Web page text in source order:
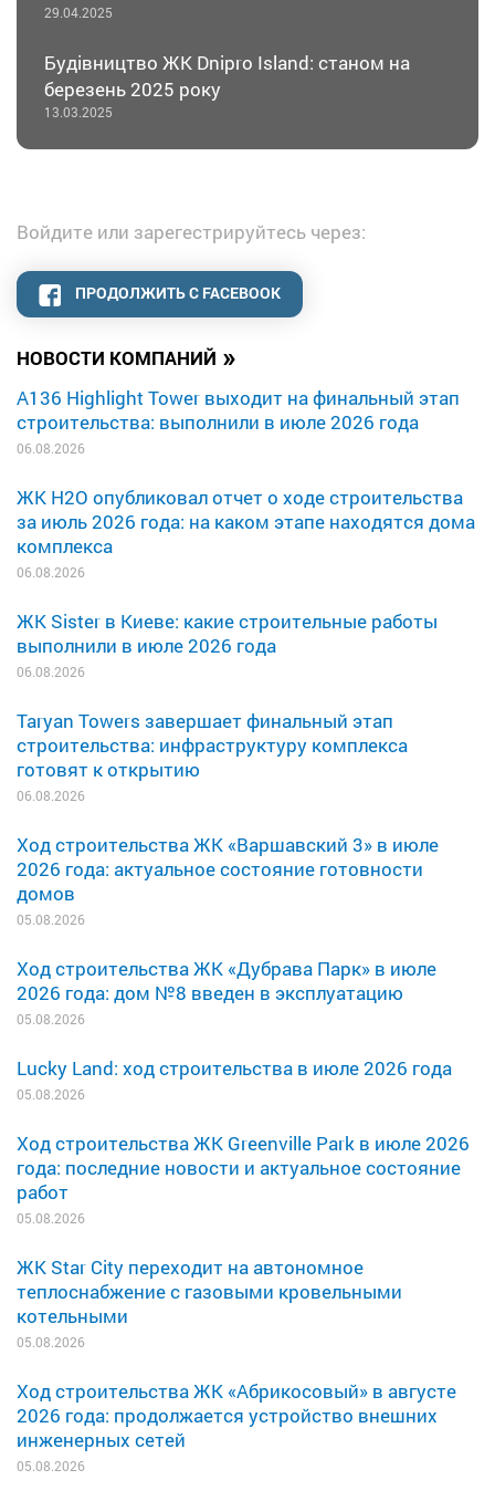
НОВОСТИ КОМПАНИЙ »
A136 Highlight Tower выходит на финальный этап
строительства: выполнили в июле 2026 года
06.08.2026
ЖК H2O опубликовал отчет о ходе строительства
за июль 2026 года: на каком этапе находятся дома
комплекса
06.08.2026
ЖК Sister в Киеве: какие строительные работы
выполнили в июле 2026 года
06.08.2026
Taryan Towers завершает финальный этап
строительства: инфраструктуру комплекса
готовят к открытию
06.08.2026
Ход строительства ЖК «Варшавский 3» в июле
2026 года: актуальное состояние готовности
домов
05.08.2026
Ход строительства ЖК «Дубрава Парк» в июле
2026 года: дом №8 введен в эксплуатацию
05.08.2026
Lucky Land: ход строительства в июле 2026 года
05.08.2026
Ход строительства ЖК Greenville Park в июле 2026
года: последние новости и актуальное состояние
работ
05.08.2026
ЖК Star City переходит на автономное
теплоснабжение с газовыми кровельными
котельными
05.08.2026
Ход строительства ЖК «Абрикосовый» в августе
2026 года: продолжается устройство внешних
инженерных сетей
05.08.2026
29.04.2025
Будівництво ЖК Dnipro Island: станом на
березень 2025 року
13.03.2025
Войдите или зарегестрируйтесь через:
ПРОДОЛЖИТЬ С FACEBOOK